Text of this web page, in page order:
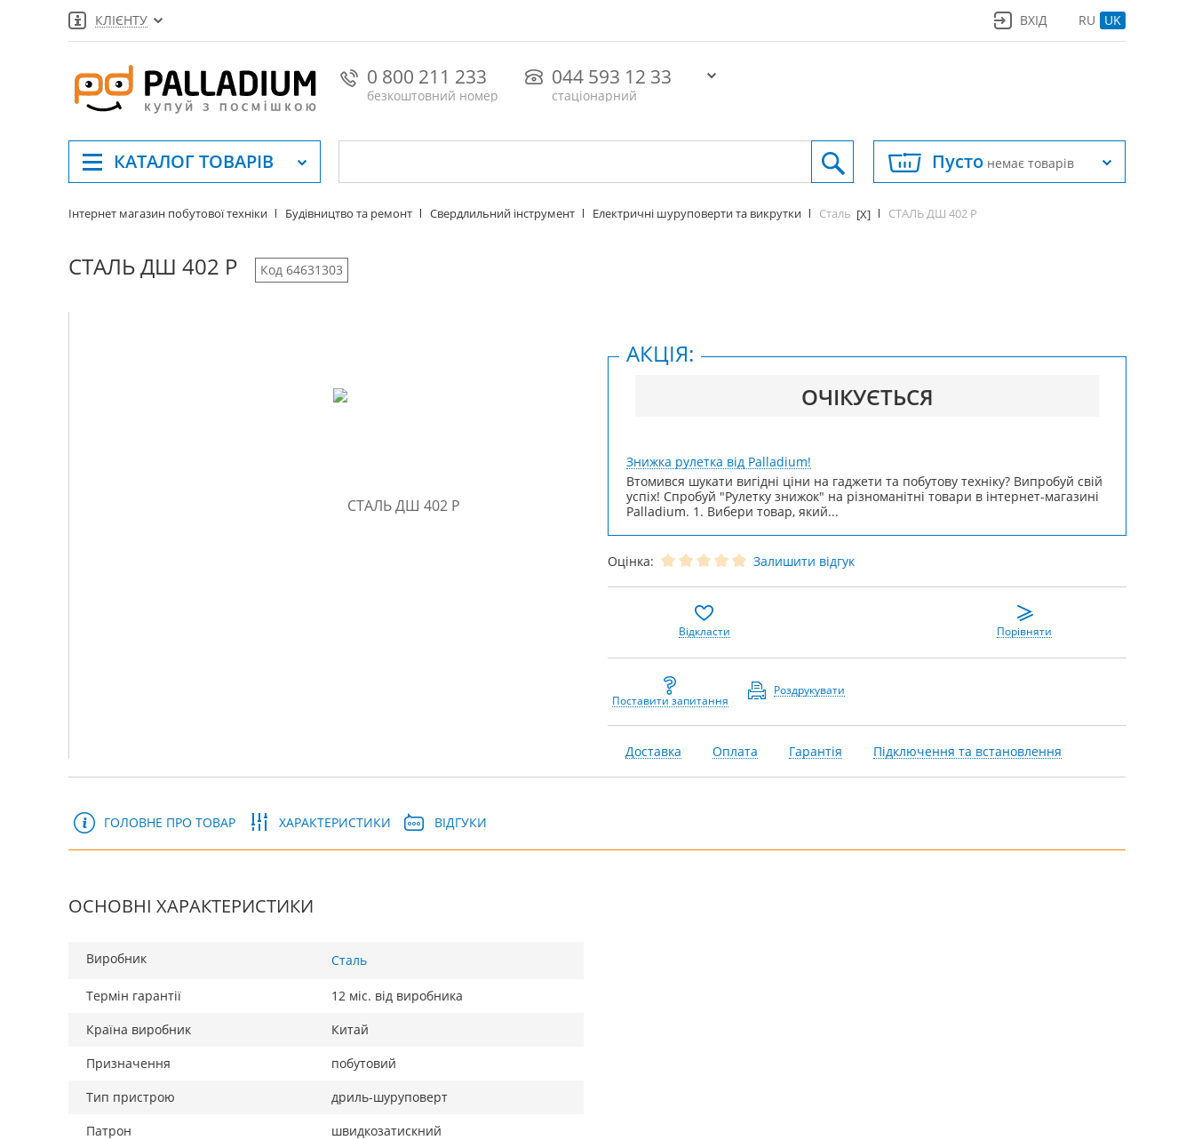
КЛІЄНТУ RU UK
ВХІД
0 800 211 233
безкоштовний номер
044 593 12 33
стаціонарний
КАТАЛОГТОВАРІВ Пусто немає товарів
Інтернет магазин побутової техніки Будівництво та ремонт Свердлильний інструмент Електричні шуруповерти та викрутки Сталь [X] СТАЛЬ ДШ 402 Р
СТАЛЬ ДШ 402 Р Код 64631303
ОЧІКУЄТЬСЯ
АКЦІЯ:
Знижка рулетка від Palladium!
Втомився шукати вигідні ціни на гаджети та побутову техніку? Випробуй свій
успіх! Спробуй "Рулетку знижок" на різноманітні товари в інтернет-магазині
Palladium. 1. Вибери товар, який...
Оцінка: Залишити відгук
Відкласти Порівняти
Поставити запитання
Роздрукувати
Доставка Оплата Гарантія Підключення та встановлення
ГОЛОВНЕ ПРО ТОВАР ХАРАКТЕРИСТИКИ ВІДГУКИ
ОСНОВНІ ХАРАКТЕРИСТИКИ
Виробник Сталь
Термін гарантії
12 міс. від виробника
Країна виробник
Китай
Призначення
побутовий
Тип пристрою
дриль-шуруповерт
Патрон
швидкозатискний